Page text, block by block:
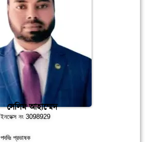
সেলিম আহাম্মেদ
ইনডেক্স নং 3098929
পদবিঃ প্রভাষক